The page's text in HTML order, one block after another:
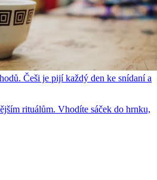
Češi je pijí každý den ke snídaní a
rituálům. Vhodíte sáček do hrnku,